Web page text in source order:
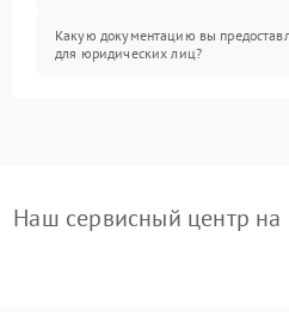
Какую документацию вы
для юридических лиц?
Наш сервисный центр